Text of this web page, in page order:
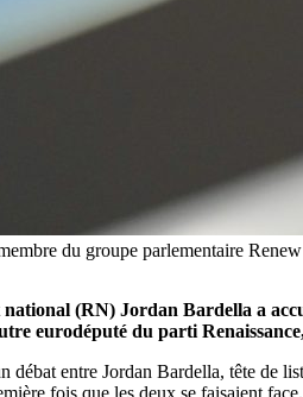
du groupe parlementaire
(RN) Jordan Bardella a
eurodéputé du parti
débat entre Jordan Bardella, tête